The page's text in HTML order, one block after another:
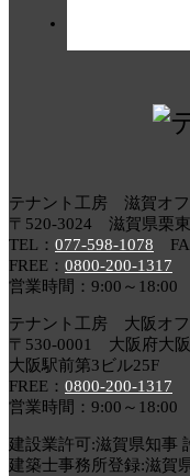
テナント工房 滋賀オフ
〒520-3024 滋賀県栗
TEL： 077-598-1078
FREE： 0800-200-1317
営業時間：9:00～18:00
テナント工房 大阪オフ
〒530-0001 大阪府大
大阪駅前第3ビル25F
FREE： 0800-200-1317
営業時間：9:00～18:00
建設業許可:滋賀県知事
建築士事務所登録:滋賀